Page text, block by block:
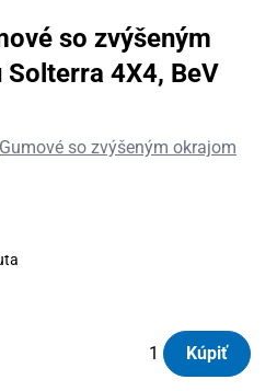
so zvýšeným
4X4, BeV
Gumové so zvýšeným okrajom
Kúpiť